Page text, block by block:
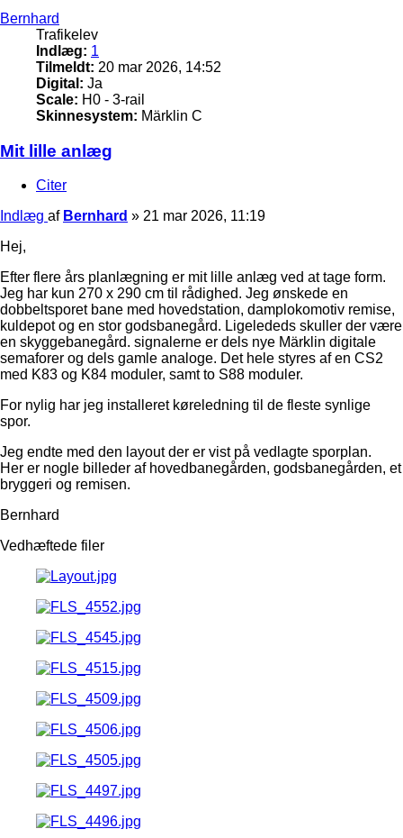
Bernhard
Trafikelev
Indlæg: 1
Tilmeldt: 20 mar 2026, 14:52
Digital: Ja
Scale: H0 - 3-rail
Skinnesystem: Märklin C
Mit lille anlæg
Citer
Indlæg af Bernhard » 21 mar 2026, 11:19
Hej,
Efter flere års planlægning er mit lille anlæg ved at tage form.
Jeg har kun 270 x 290 cm til rådighed. Jeg ønskede en
dobbeltsporet bane med hovedstation, damplokomotiv remise,
kuldepot og en stor godsbanegård. Ligelededs skuller der være
en skyggebanegård. signalerne er dels nye Märklin digitale
semaforer og dels gamle analoge. Det hele styres af en CS2
med K83 og K84 moduler, samt to S88 moduler.
For nylig har jeg installeret køreledning til de fleste synlige
spor.
Jeg endte med den layout der er vist på vedlagte sporplan.
Her er nogle billeder af hovedbanegården, godsbanegården, et
bryggeri og remisen.
Bernhard
Vedhæftede filer